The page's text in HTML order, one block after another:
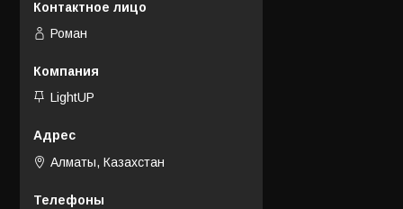
Роман
LightUP
Алматы, Казахстан